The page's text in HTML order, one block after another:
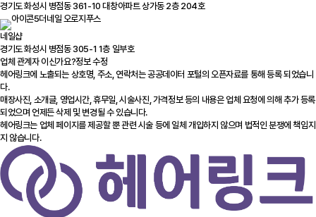
경기도 화성시 병점동 361-10 대창아파트 상가동 2층 204호
더네일 오로지푸스
네일샵
경기도 화성시 병점동 305-1 1층 일부호
업체 관계자 이신가요?정보 수정
헤어링크에 노출되는 상호명, 주소, 연락처는 공공데이터 포털의 오픈자료를 통해 등록 되었습니
다.
매장사진, 소개글, 영업시간, 휴무일, 시술사진, 가격정보 등의 내용은 업체 요청에 의해 추가 등록
되었으며 언제든 삭제 및 변경될 수 있습니다.
헤어링크는 업체 페이지를 제공할 뿐 관련 시술 등에 일체 개입하지 않으며 법적인 분쟁에 책임지
지 않습니다.